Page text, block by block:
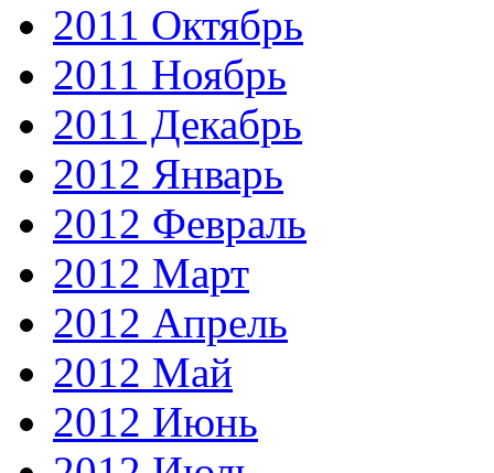
2011 Октябрь
2011 Ноябрь
2011 Декабрь
2012 Январь
2012 Февраль
2012 Март
2012 Апрель
2012 Май
2012 Июнь